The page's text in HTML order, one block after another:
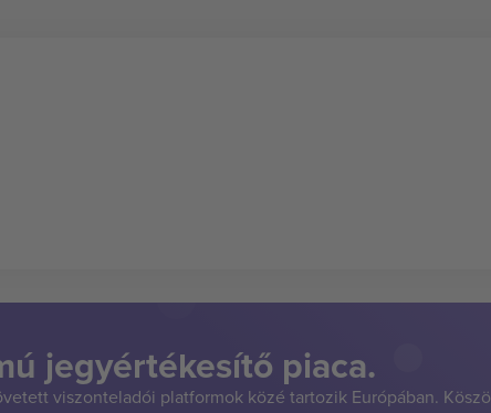
jegyértékesítő piaca.
viszonteladói platformok közé tartozik Európában.